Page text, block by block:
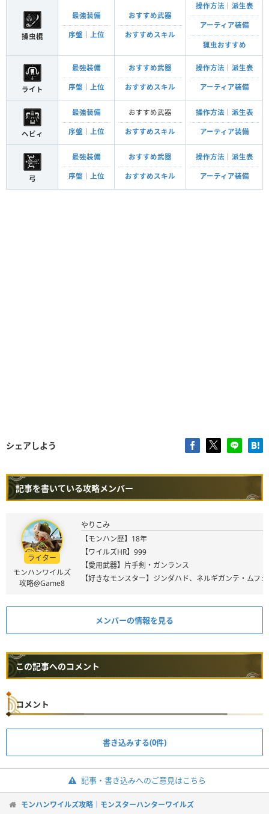
操虫棍
最強装備
序盤 上位
おすすめ武器
おすすめスキル
操作方法 派生表
アーティア装備
猟虫おすすめ
ライト
最強装備
序盤 上位
おすすめ武器
おすすめスキル
操作方法 派生表
アーティア装備
ヘビィ
最強装備
序盤 上位
おすすめ武器
おすすめスキル
操作方法 派生表
アーティア装備
弓
最強装備
序盤 上位
おすすめ武器
おすすめスキル
操作方法 派生表
アーティア装備
シェアしよう
記事を書いている攻略メンバー
ライター
モンハンワイルズ
攻略@Game8
やりこみ
【モンハン歴】18年
【ワイルズHR】999
【愛用武器】片手剣・ガンランス
【好きなモンスター】ジンダハド、ネルギガンテ・ムフ
メンバーの情報を見る
この記事へのコメント
コメント
書き込みする(0件)
記事・書き込みへのご意見はこちら
モンハンワイルズ攻略｜モンスターハンターワイルズ